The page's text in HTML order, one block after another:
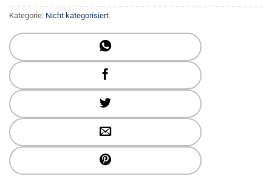
Kategorie: Nicht kategorisiert